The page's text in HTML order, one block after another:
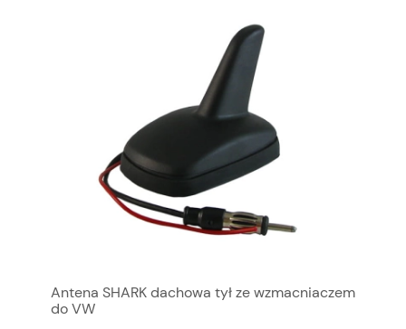
Antena SHARK dachowa tył ze wzmacniaczem
do VW